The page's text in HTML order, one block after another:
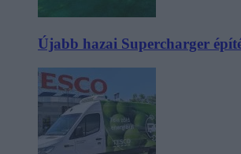
Újabb hazai Supercharger